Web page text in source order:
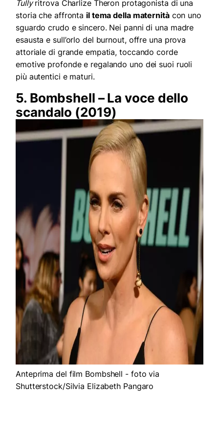
Tullyritrova Charlize Theron protagonista di una
storia che affronta il tema della maternitàcon uno
sguardo crudo e sincero. Nei panni di una madre
esausta e sull’orlo del burnout, offre una prova
attoriale di grande empatia, toccando corde
emotive profonde e regalando uno dei suoi ruoli
più autentici e maturi.
5. Bombshell – La voce dello
scandalo (2019)
Anteprima del film Bombshell - foto via
Shutterstock/Silvia Elizabeth Pangaro